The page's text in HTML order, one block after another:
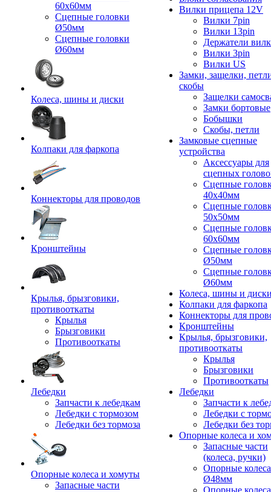
60x60мм
Сцепные головки
Ø50мм
Сцепные головки
Ø60мм
Колеса, шины и диски
Колпаки для фаркопа
Коннекторы для проводов
Кронштейны
Крылья, брызговики,
противооткаты
Крылья
Брызговики
Противооткаты
Лебедки
Запчасти к лебедкам
Лебедки с тормозом
Лебедки без тормоза
Опорные колеса и хомуты
Запасные части
Вилки прицепа 12V
Вилки 7pin
Вилки 13pin
Держатели
Вилки 3pin
Вилки US
Замки, защелки,
скобы
Защелки
Замки бортовые
Бобышки
Скобы, петли
Замковые сцепные
устройства
Аксессуары для
сцепных
Сцепные
40x40мм
Сцепные
50x50мм
Сцепные
60x60мм
Сцепные
Ø50мм
Сцепные
Ø60мм
Колеса, шины и
Колпаки для фаркопа
Коннекторы для
Кронштейны
Крылья, брызговики,
противооткаты
Крылья
Брызговики
Противооткаты
Лебедки
Запчасти к
Лебедки с
Лебедки без
Опорные колеса и
Запасные части
(колеса, ручки)
Опорные колеса
Ø48мм
Опорные колеса